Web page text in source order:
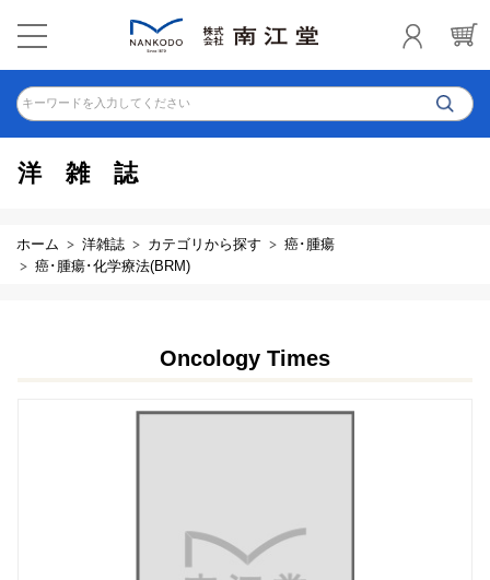
キーワードを入力してください
洋雑誌
ホーム 洋雑誌 カテゴリから探す
癌･腫瘍
癌･腫瘍･化学療法(BRM)
Oncology Times